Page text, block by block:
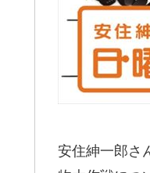
安住紳一郎さ